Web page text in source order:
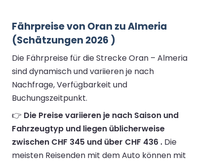
Fährpreise von Oran zu Almeria
(Schätzungen 2026 )
Die Fährpreise für die Strecke Oran – Almeria
sind dynamisch und variieren je nach
Nachfrage, Verfügbarkeit und
Buchungszeitpunkt.
👉 Die Preise variieren je nach Saison und
Fahrzeugtyp und liegen üblicherweise
zwischen CHF 345 und über CHF 436 . Die
meisten Reisenden mit dem Auto können mit